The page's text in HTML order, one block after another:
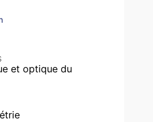
et optique du